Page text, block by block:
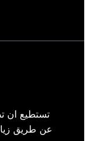
تستطيع ان
عن طريق